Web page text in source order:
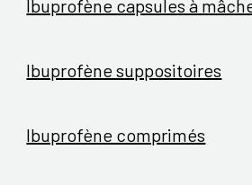
Ibuprofène capsules à
Ibuprofène suppositoires
Ibuprofène comprimés